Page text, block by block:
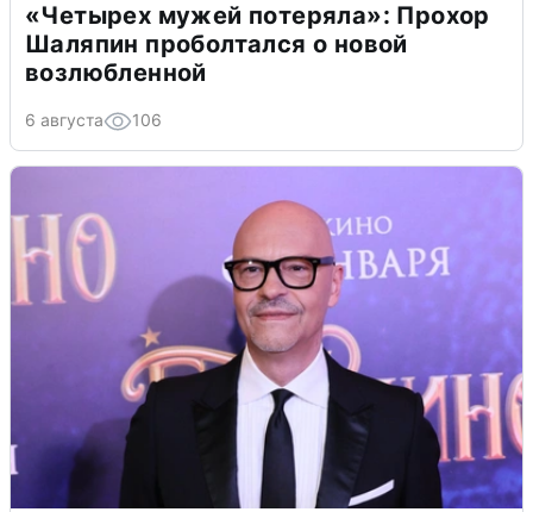
«Четырех мужей потеряла»: Прохор
Шаляпин проболтался о новой
возлюбленной
6 августа 106